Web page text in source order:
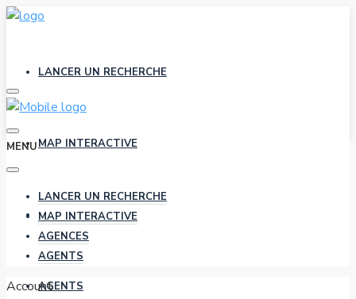
LANCER UN RECHERCHE
MAP INTERACTIVE
AGENCES
AGENTS
MENU
LANCER UN RECHERCHE
MAP INTERACTIVE
AGENCES
AGENTS
Account